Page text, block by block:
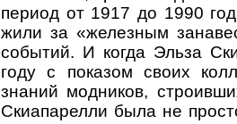
период от 1917 до 1990
жили за «железным
событий. И когда Эльза
году с показом своих
знаний модников,
Скиапарелли была не